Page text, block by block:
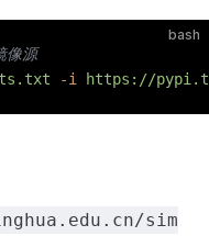
bash
像源
-i https://
sim